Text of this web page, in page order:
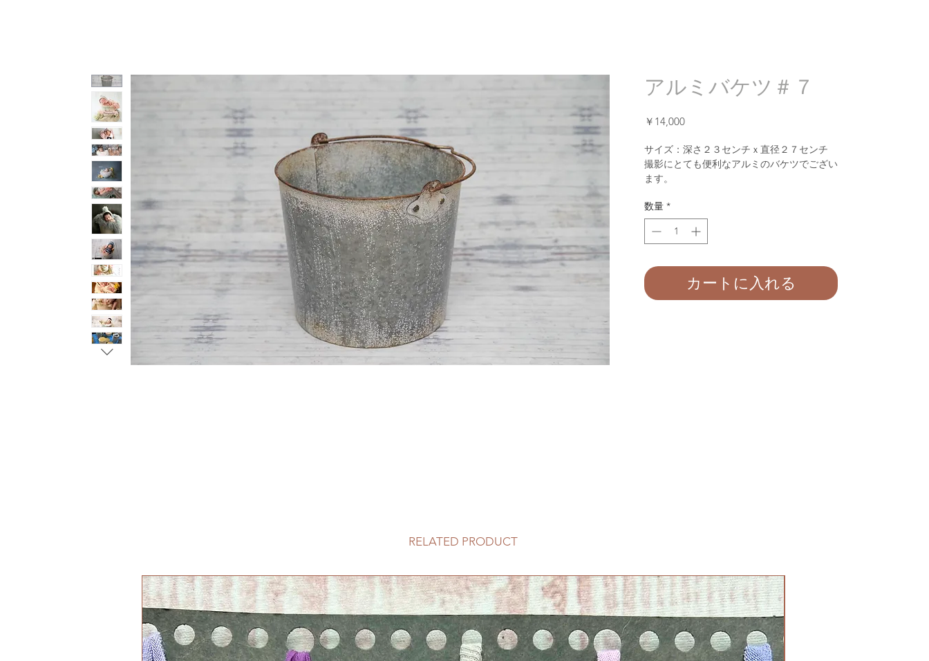
アルミバケツ＃７
￥14,000価
サイズ：深さ２３センチｘ直径２７センチ
撮影にとても便利なアルミのバケツでござい
ます。
数量 *
カートに入れる
RELATED PRODUCT